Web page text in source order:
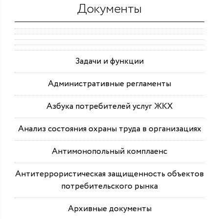
Документы
Задачи и функции
Административные регламенты
Азбука потребителей услуг ЖКХ
Анализ состояния охраны труда в организациях
Антимонопольный комплаенс
Антитеррористическая защищенность объектов
потребительского рынка
Архивные документы